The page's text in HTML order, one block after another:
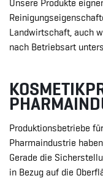
Unsere Produkte
Landwirtschaft, auch
nach Betriebsart
Produktionsbetriebe
Pharmaindustrie
Gerade die
in Bezug auf die